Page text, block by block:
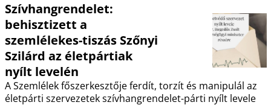
Szívhangrendelet:
behisztizett a
szemlélekes-tiszás Szőnyi
Szilárd az életpártiak
nyílt levelén
A Szemlélek főszerkesztője ferdít, torzít és manipulál az
életpárti szervezetek szívhangrendelet-párti nyílt levele